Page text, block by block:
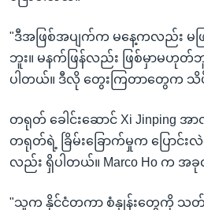
"ဒီအဖြစ်အပျက်က မနေ့ကလည်း မဖ
ဘူး။ မနက်ဖြန်လည်း ဖြစ်မှာမဟု
ပါတယ်။ ဒီလို တွေးကြတာတွေက သိ
တရုတ် ခေါင်းဆောင် Xi Jinping အ
တရုတ်ရဲ့ ခြိမ်းခြောက်မှုက ပြောင်း
လည်း ရှိပါတယ်။ Marco Ho က အခု
"သူက နိုင်ငံတကာ စံနှုန်းတွေကို သတ်မှ